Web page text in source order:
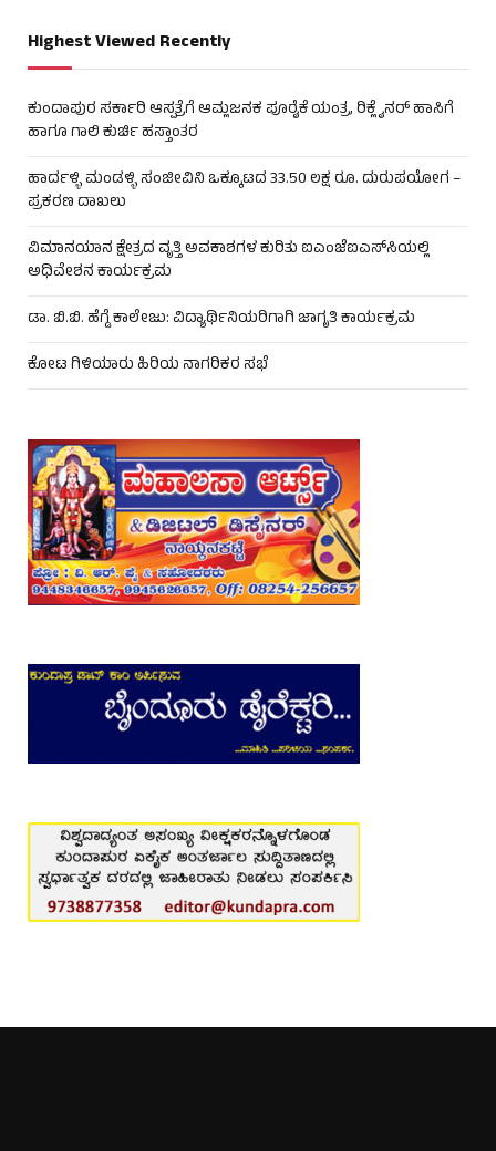
Highest Viewed Recently
ಕುಂದಾಪುರ ಸರ್ಕಾರಿ ಆಸ್ಪತ್ರೆಗೆ ಆಮ್ಲಜನಕ ಪೂರೈಕೆ ಯಂತ್ರ, ರಿಕ್ಲೈನರ್ ಹಾಸಿಗೆ
ಹಾಗೂ ಗಾಲಿ ಕುರ್ಚಿ ಹಸ್ತಾಂತರ
ಹಾರ್ದಳ್ಳಿ ಮಂಡಳ್ಳಿ ಸಂಜೀವಿನಿ ಒಕ್ಕೂಟದ 33.50 ಲಕ್ಷ ರೂ. ದುರುಪಯೋಗ –
ಪ್ರಕರಣ ದಾಖಲು
ವಿಮಾನಯಾನ ಕ್ಷೇತ್ರದ ವೃತ್ತಿ ಅವಕಾಶಗಳ ಕುರಿತು ಐಎಂಜೆಐಎಸ್‌ಸಿಯಲ್ಲಿ
ಅಧಿವೇಶನ ಕಾರ್ಯಕ್ರಮ
ಡಾ. ಬಿ.ಬಿ. ಹೆಗ್ಡೆ ಕಾಲೇಜು: ವಿದ್ಯಾರ್ಥಿನಿಯರಿಗಾಗಿ ಜಾಗೃತಿ ಕಾರ್ಯಕ್ರಮ
ಕೋಟ ಗಿಳಿಯಾರು ಹಿರಿಯ ನಾಗರಿಕರ ಸಭೆ